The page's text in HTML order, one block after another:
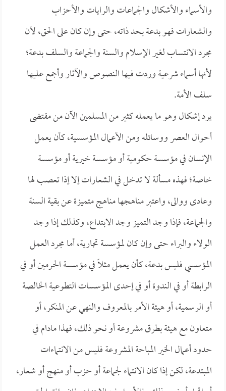
والأسماء والأشكال والجماعات والرايات والأحزاب
والشعارات فهو بدعة بحد ذاته، حتى وإن كان على الحق، لأن
مجرد الانتساب لغير الإسلام والسنة والجماعة والسلف بدعة؛
لأنها أسماء شرعية وردت فيها النصوص والآثار وأجمع عليها
سلف الأمة.
يرد إشكال وهو ما يعمله كثير من المسلمين الآن من مقتضى
أحوال العصر ووسائله ومن الأعمال المؤسسية، كأن يعمل
الإنسان في مؤسسة حكومية أو مؤسسة خيرية أو مؤسسة
خاصة؛ فهذه مسألة لا تدخل في الشعارات إلا إذا تعصب لها
وعادى ووالى، واعتبر مناهجها مناهج متميزة عن بقية السنة
والجماعة، فإذا وجد التميز وجد الابتداع، وكذلك إذا وجد
الولاء والبراء حتى وإن كان لمؤسسة تجارية، أما مجرد العمل
المؤسسي فليس بدعة، كأن يعمل مثلاً في مؤسسة الحرمين أو في
الرابطة أو في الندوة أو في إحدى المؤسسات التطوعية الخالصة
أو الرسمية، أو هيئة الأمر بالمعروف والنهي عن المنكر، أو
متعاون مع هيئة بطرق مشروعة أو نحو ذلك، فهذا مادام في
حدود أعمال الخير المباحة المشروعة فليس من الانتماءات
المبتدعة، لكن إذا كان الانتماء لجماعة أو حزب أو منهج أو شعار،